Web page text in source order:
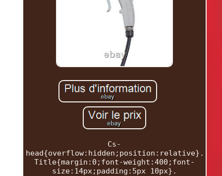
Cs-
head{overflow:hidden;position:relative}.
Title{margin:0;font-weight:400;font-
size:14px;padding:5px 10px}.